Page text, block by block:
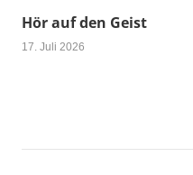
Hör auf den Geist
17. Juli 2026